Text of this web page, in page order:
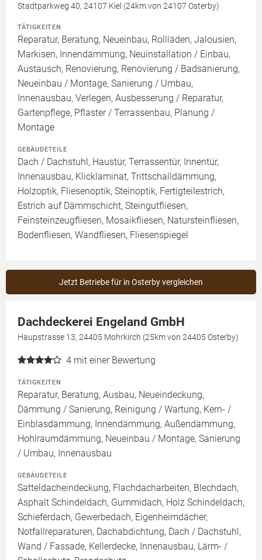
Stadtparkweg 40, 24107 Kiel (24km von 24107 Osterby)
TÄTIGKEITEN
Reparatur, Beratung, Neueinbau, Rollläden, Jalousien,
Markisen, Innendämmung, Neuinstallation / Einbau,
Austausch, Renovierung, Renovierung / Badsanierung,
Neueinbau / Montage, Sanierung / Umbau,
Innenausbau, Verlegen, Ausbesserung / Reparatur,
Gartenpflege, Pflaster / Terrassenbau, Planung /
Montage
GEBÄUDETEILE
Dach / Dachstuhl, Haustür, Terrassentür, Innentür,
Innenausbau, Klicklaminat, Trittschalldämmung,
Holzoptik, Fliesenoptik, Steinoptik, Fertigteilestrich,
Estrich auf Dämmschicht, Steingutfliesen,
Feinsteinzeugfliesen, Mosaikfliesen, Natursteinfliesen,
Bodenfliesen, Wandfliesen, Fliesenspiegel
Jetzt Betriebe für in Osterby vergleichen
Dachdeckerei Engeland GmbH
Haupstrasse 13, 24405 Mohrkirch (25km von 24405 Osterby)
4 mit einer Bewertung
TÄTIGKEITEN
Reparatur, Beratung, Ausbau, Neueindeckung,
Dämmung / Sanierung, Reinigung / Wartung, Kern- /
Einblasdämmung, Innendämmung, Außendämmung,
Hohlraumdämmung, Neueinbau / Montage, Sanierung
/ Umbau, Innenausbau
GEBÄUDETEILE
Satteldacheindeckung, Flachdacharbeiten, Blechdach,
Asphalt Schindeldach, Gummidach, Holz Schindeldach,
Schieferdach, Gewerbedach, Eigenheimdächer,
Notfallreparaturen, Dachabdichtung, Dach / Dachstuhl,
Wand / Fassade, Kellerdecke, Innenausbau, Lärm- /